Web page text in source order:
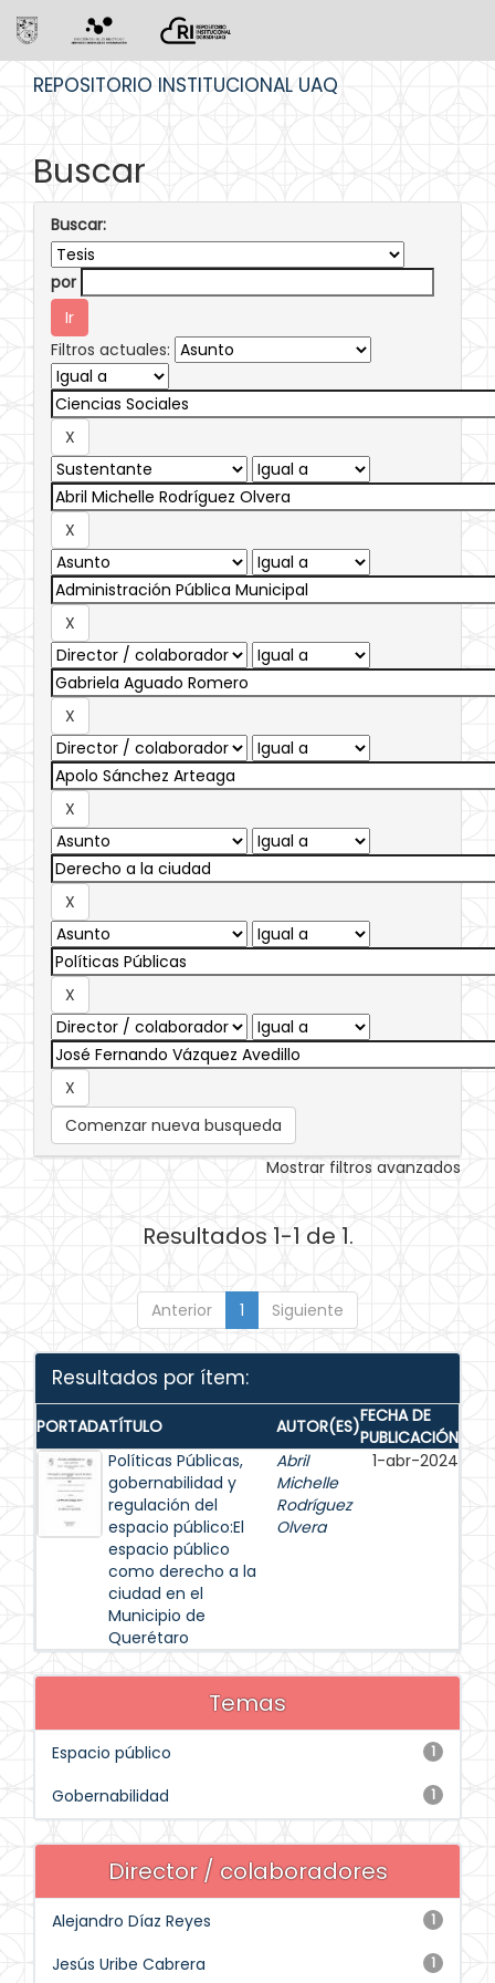
REPOSITORIO INSTITUCIONAL UAQ
Buscar
Buscar:
por
Filtros actuales:
Comenzar nueva busqueda
Mostrar filtros avanzados
Resultados 1-1 de 1.
Anterior 1 Siguiente
Resultados por ítem:
PORTADATÍTULO AUTOR(ES)FECHA DE
PUBLICACIÓN
Políticas Públicas,
gobernabilidad y
regulación del
espacio público:El
espacio público
como derecho a la
ciudad en el
Municipio de
Querétaro
Abril
Michelle
Rodríguez
Olvera
1-abr-2024
Temas
1
Espacio público
1
Gobernabilidad
Director / colaboradores
1
Alejandro Díaz Reyes
1
Jesús Uribe Cabrera